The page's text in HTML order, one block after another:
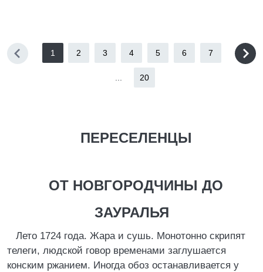
1 2 3 4 5 6 7
20
ПЕРЕСЕЛЕНЦЫ
ОТ НОВГОРОДЧИНЫ ДО
ЗАУРАЛЬЯ
Лето 1724 года. Жара и сушь. Монотонно скрипят
телеги, людской говор временами заглушается
конским ржанием. Иногда обоз останавливается у